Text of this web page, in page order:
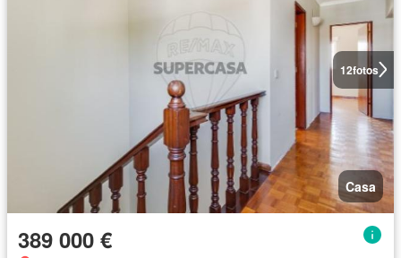
12fotos
Casa
389 000 €